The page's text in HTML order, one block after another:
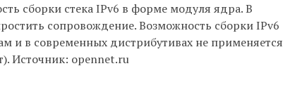
сборки стека IPv6 в форме модуля ядра. В
сопровождение. Возможность сборки IPv6
и в современных дистрибутивах не применяется
Источник: opennet.ru